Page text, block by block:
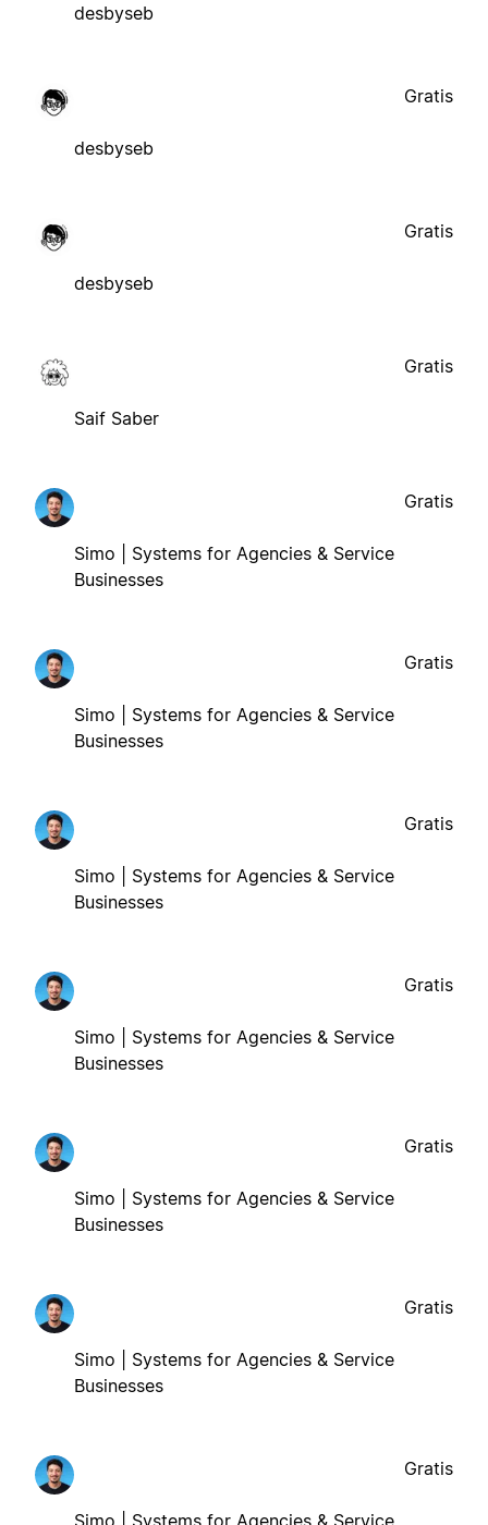
desbyseb
desbyseb
Gratis
desbyseb
Gratis
Saif Saber
Gratis
Simo | Systems for Agencies & Service
Businesses
Gratis
Simo | Systems for Agencies & Service
Businesses
Gratis
Simo | Systems for Agencies & Service
Businesses
Gratis
Simo | Systems for Agencies & Service
Businesses
Gratis
Simo | Systems for Agencies & Service
Businesses
Gratis
Simo | Systems for Agencies & Service
Businesses
Gratis
Gratis